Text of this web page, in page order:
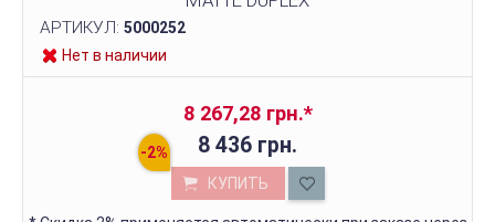
АРТИКУЛ: 5000252
Нет в наличии
8 267,28 грн.*
8 436 грн.
КУПИТЬ